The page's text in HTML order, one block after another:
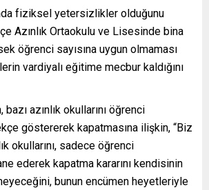
fiziksel yetersizlikler olduğunu
Azınlık Ortaokulu ve Lisesinde bina
öğrenci sayısına uygun olmaması
vardiyalı eğitime mecbur kaldığını
bazı azınlık okullarını öğrenci
göstererek kapatmasına ilişkin, “Biz
okullarını, sadece öğrenci
ederek kapatma kararını kendisinin
bunun encümen heyetleriyle